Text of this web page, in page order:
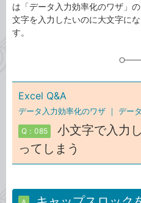
は「データ入力効率化のワザ」
文字を入力したいのに大文字に
す。
Excel Q&A
データ入力効率化のワザ ｜ デー
Q：085
小文字で入力
ってしまう